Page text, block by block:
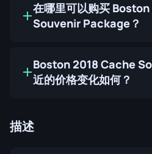
在哪里可以购买
Souvenir Package？
Boston 2018 Cache
近的价格变化如何？
描述